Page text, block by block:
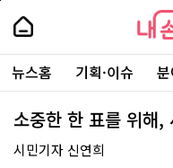
본
로
가
내
손
안
에
서
울
-
서
울
시
내
손
에
울
주
요
서
뉴스홈 기획·이슈
소중한 한 표를 위해,
시민기자 신연희
페
상
단
로